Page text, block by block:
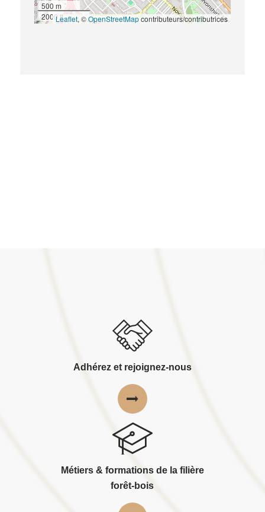
500 m
2000 ftLeaflet, ©OpenStreetMapcontributeurs/contributrices
Adhérez et rejoignez-nous
Métiers & formations de la filière
forêt-bois